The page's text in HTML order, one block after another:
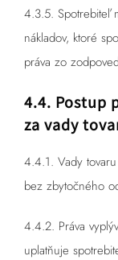
4.3.5. Spotrebiteľ
nákladov, ktoré
práva zo
4.4. Postup
za vady
4.4.1. Vady
bez zbytočného
4.4.2. Práva
uplatňuje